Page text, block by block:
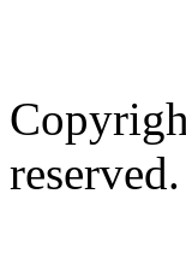
reserved.